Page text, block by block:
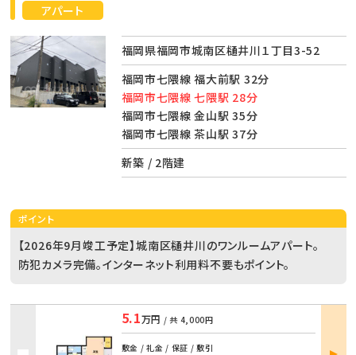
アパート
福岡県福岡市城南区樋井川１丁目3-52
福岡市七隈線 福大前駅 32分
福岡市七隈線 七隈駅 28分
福岡市七隈線 金山駅 35分
福岡市七隈線 茶山駅 37分
新築 / 2階建
ポイント
【2026年9月竣工予定】城南区樋井川のワンルームアパート。
防犯カメラ完備。インターネット利用料不要もポイント。
5.1万円 / 共 4,000円
敷金 / 礼金 / 保証 / 敷引
部屋